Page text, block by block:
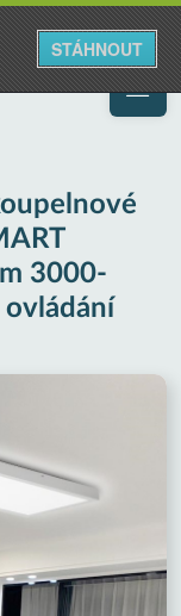
STÁHNOUT
3000-